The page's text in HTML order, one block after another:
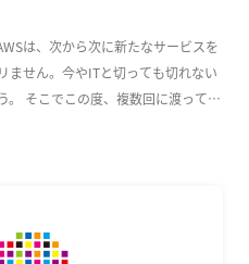
は、次から次に新たなサービスを
ません。今やITと切っても切れない
。 そこでこの度、複数回に渡って